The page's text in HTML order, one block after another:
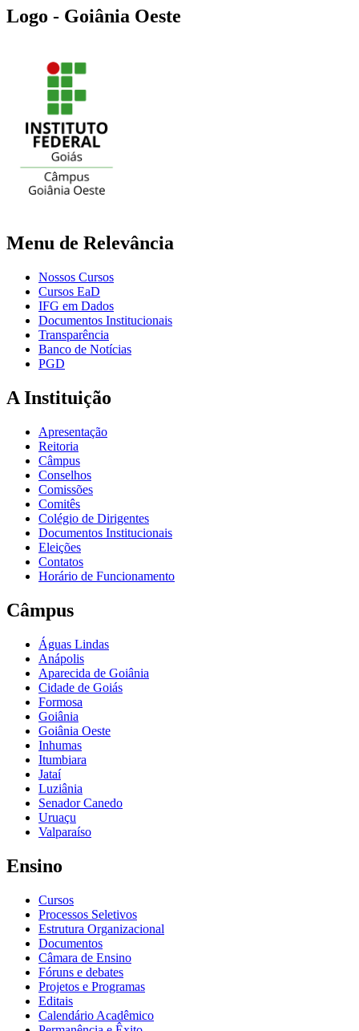
Logo - Goiânia Oeste
Menu de Relevância
Nossos Cursos
Cursos EaD
IFG em Dados
Documentos Institucionais
Transparência
Banco de Notícias
PGD
A Instituição
Apresentação
Reitoria
Câmpus
Conselhos
Comissões
Comitês
Colégio de Dirigentes
Documentos Institucionais
Eleições
Contatos
Horário de Funcionamento
Câmpus
Águas Lindas
Anápolis
Aparecida de Goiânia
Cidade de Goiás
Formosa
Goiânia
Goiânia Oeste
Inhumas
Itumbiara
Jataí
Luziânia
Senador Canedo
Uruaçu
Valparaíso
Ensino
Cursos
Processos Seletivos
Estrutura Organizacional
Documentos
Câmara de Ensino
Fóruns e debates
Projetos e Programas
Editais
Calendário Acadêmico